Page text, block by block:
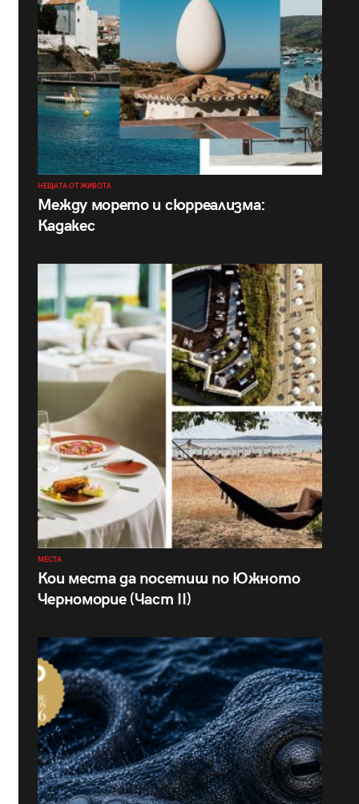
НЕЩАТА ОТ ЖИВОТА
Между морето и сюрреализма:
Кадакес
МЕСТА
Кои места да посетиш по Южното
Черноморие (Част II)